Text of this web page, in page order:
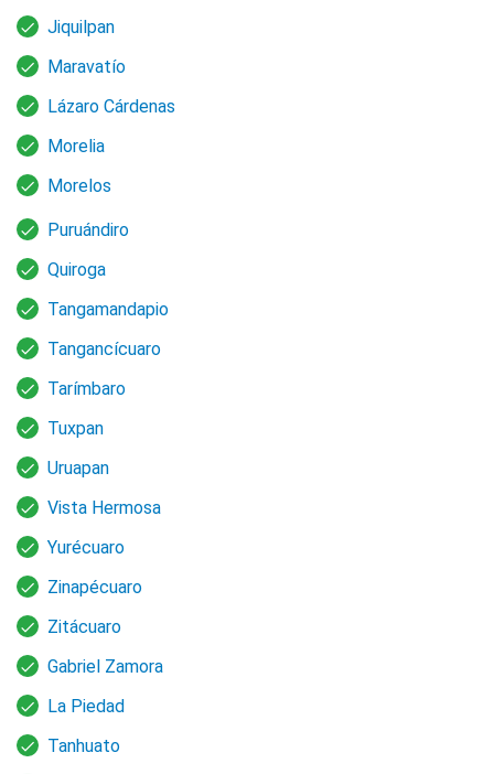
Jiquilpan
Maravatío
Lázaro Cárdenas
Morelia
Morelos
Puruándiro
Quiroga
Tangamandapio
Tangancícuaro
Tarímbaro
Tuxpan
Uruapan
Vista Hermosa
Yurécuaro
Zinapécuaro
Zitácuaro
Gabriel Zamora
La Piedad
Tanhuato